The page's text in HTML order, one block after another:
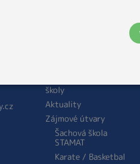
školy
Aktuality
Zájmové útvary
Šachová škola
STAMAT
Karate / Basketbal